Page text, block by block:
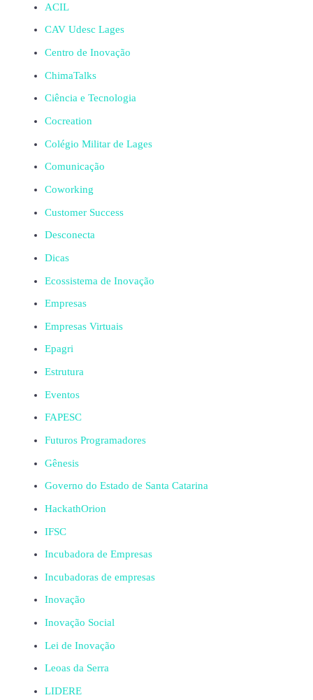
ACIL
CAV Udesc Lages
Centro de Inovação
ChimaTalks
Ciência e Tecnologia
Cocreation
Colégio Militar de Lages
Comunicação
Coworking
Customer Success
Desconecta
Dicas
Ecossistema de Inovação
Empresas
Empresas Virtuais
Epagri
Estrutura
Eventos
FAPESC
Futuros Programadores
Gênesis
Governo do Estado de Santa Catarina
HackathOrion
IFSC
Incubadora de Empresas
Incubadoras de empresas
Inovação
Inovação Social
Lei de Inovação
Leoas da Serra
LIDERE